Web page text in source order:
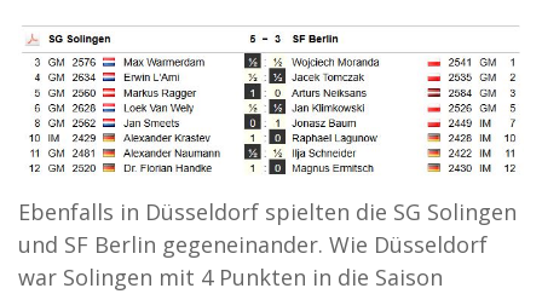
Ebenfalls in Düsseldorf spielten die SG Solingen
und SF Berlin gegeneinander. Wie Düsseldorf
war Solingen mit 4 Punkten in die Saison